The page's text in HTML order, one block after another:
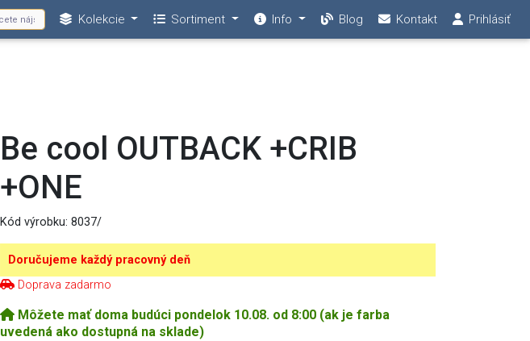
Kolekcie Sortiment Info Blog Kontakt Prihlásiť
Be cool OUTBACK +CRIB
+ONE
Kód výrobku: 8037/
Doručujeme každý pracovný deň
Doprava zadarmo
Môžete mať doma budúci pondelok 10.08. od 8:00 (ak je farba
uvedená ako dostupná na sklade)